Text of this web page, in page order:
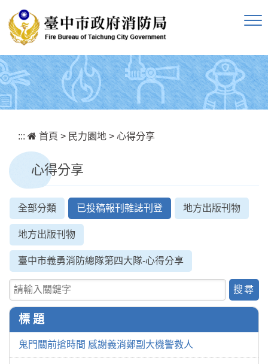
::: 首頁 > 民力園地 > 心得分享
心得分享
全部分類 已投稿報刊雜誌刊登 地方出版刊物
地方出版刊物
臺中市義勇消防總隊第四大隊-心得分享
關鍵字查詢
標 題
鬼門關前搶時間 感謝義消鄭副大機警救人